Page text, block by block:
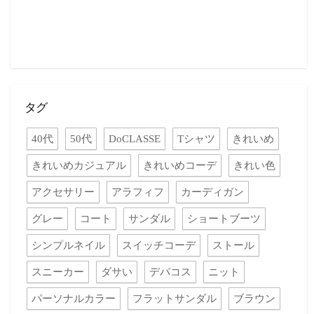
タグ
40代 50代 DoCLASSE Tシャツ きれいめ
きれいめカジュアル きれいめコーデ きれい色
アクセサリー アラフィフ カーディガン
グレー コート サンダル ショートブーツ
シンプルネイル スイッチコーデ ストール
スニーカー ダサい デパコス ニット
パーソナルカラー フラットサンダル ブラウン